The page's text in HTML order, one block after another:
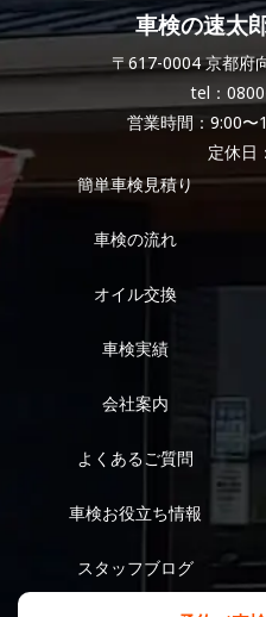
車検の速太
〒617-0004 京都府
tel：
営業時間：9:00〜
定休日
簡単車検見積り
車検の流れ
オイル交換
車検実績
会社案内
よくあるご質問
車検お役立ち情報
スタッフブログ